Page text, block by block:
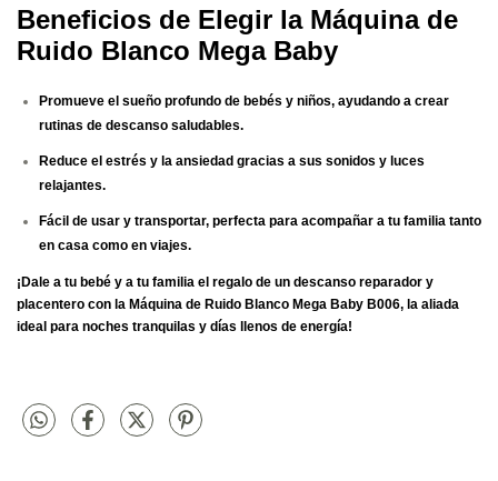
Beneficios de Elegir la Máquina de
Ruido Blanco Mega Baby
Promueve el sueño profundo de bebés y niños, ayudando a crear
rutinas de descanso saludables.
Reduce el estrés y la ansiedad gracias a sus sonidos y luces
relajantes.
Fácil de usar y transportar, perfecta para acompañar a tu familia tanto
en casa como en viajes.
¡Dale a tu bebé y a tu familia el regalo de un descanso reparador y
placentero con la Máquina de Ruido Blanco Mega Baby B006, la aliada
ideal para noches tranquilas y días llenos de energía!